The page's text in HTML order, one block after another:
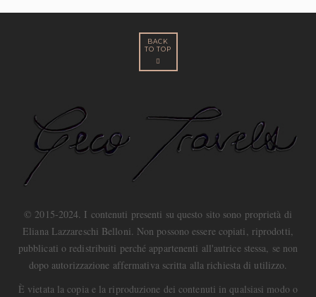
BACK
TO TOP
© 2015-2024. I contenuti presenti su questo sito sono proprietà di
Eliana Lazzareschi Belloni. Non possono essere copiati, riprodotti,
pubblicati o redistribuiti perché appartenenti all'autrice stessa, se non
dopo autorizzazione affermativa scritta alla richiesta di utilizzo.
È vietata la copia e la riproduzione dei contenuti in qualsiasi modo o